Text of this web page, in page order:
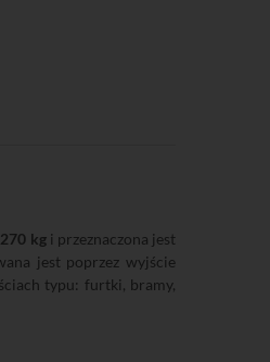
270 kgi przeznaczona jest
jest poprzez wyjście
typu: furtki, bramy,